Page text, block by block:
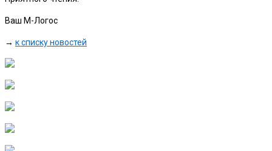
Ваш М-Логос
→ к списку новостей